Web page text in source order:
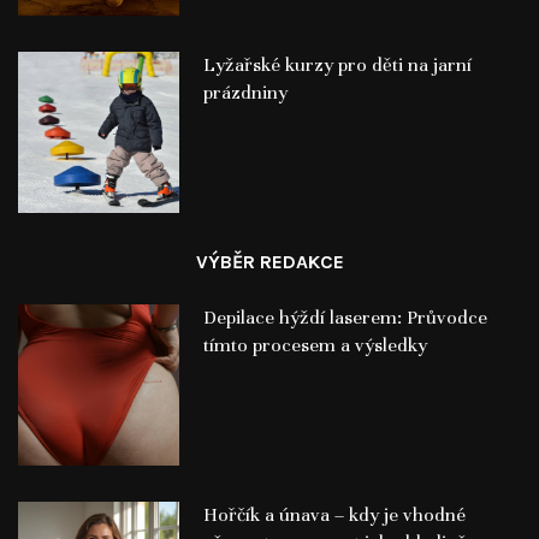
Lyžařské kurzy pro děti na jarní
prázdniny
VÝBĚR REDAKCE
Depilace hýždí laserem: Průvodce
tímto procesem a výsledky
Hořčík a únava – kdy je vhodné